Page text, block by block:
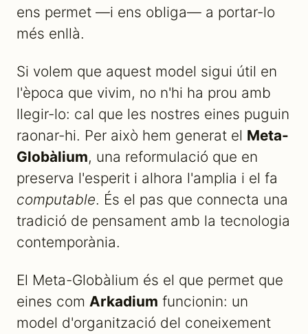
ens permet —i ens obliga— a portar-lo
més enllà.
Si volem que aquest model sigui útil en
l'època que vivim, no n'hi ha prou amb
llegir-lo: cal que les nostres eines puguin
raonar-hi. Per això hem generat el Meta-
Globàlium, una reformulació que en
preserva l'esperit i alhora l'amplia i el fa
computable. És el pas que connecta una
tradició de pensament amb la tecnologia
contemporània.
El Meta-Globàlium és el que permet que
eines com Arkadium funcionin: un
model d'organització del coneixement